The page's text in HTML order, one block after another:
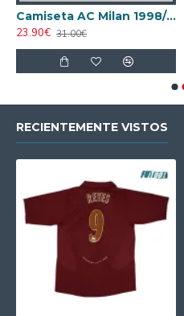
Camiseta AC Milan 1998/1999 Local Retro
23.90€ 31.00€
RECIENTEMENTE VISTOS